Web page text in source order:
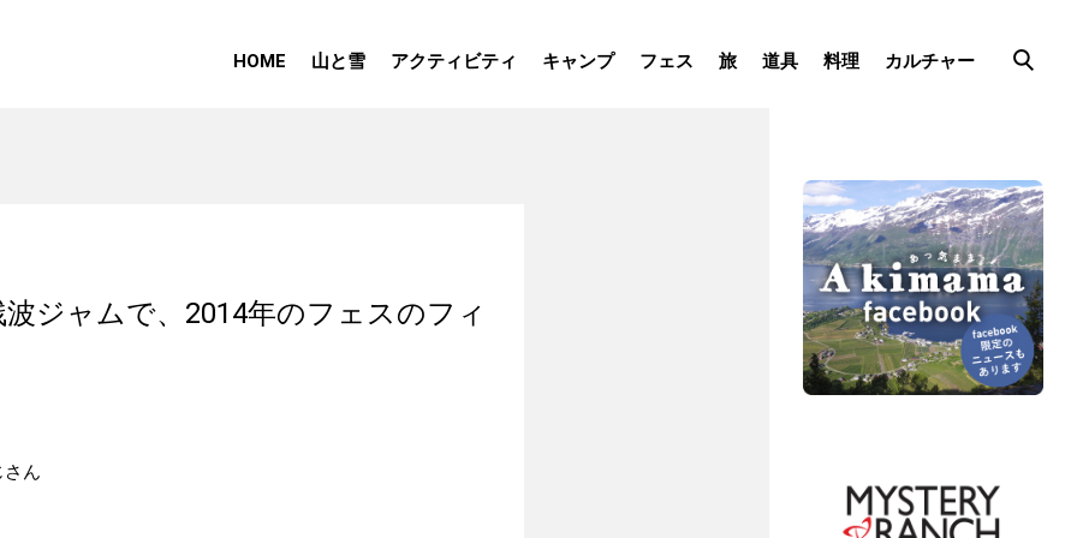
HOME 山と雪 アクティビティ キャンプ フェス 旅 道具 料理 カルチャー
ジャムで、2014年のフェスのフィ
さん